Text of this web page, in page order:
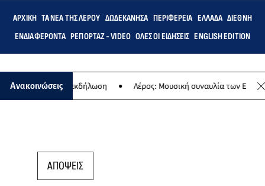
ΑΡΧΙΚΉ ΤΑ ΝΈΑ ΤΗΣ ΛΈΡΟΥ ΔΩΔΕΚΆΝΗΣΑ ΠΕΡΙΦΈΡΕΙΑ ΕΛΛΆΔΑ ΔΙΕΘΝΉ
ΕΝΔΙΑΦΈΡΟΝΤΑ ΡΕΠΟΡΤΆΖ - VIDEO ΌΛΕΣ ΟΙ ΕΙΔΉΣΕΙΣ ENGLISH EDITION
Ανακοινώσεις
Μουσική εκδήλωση Λέρος: Μουσική συναυλία των Εργαστηρίων
ΑΠΟΨΕΙΣ